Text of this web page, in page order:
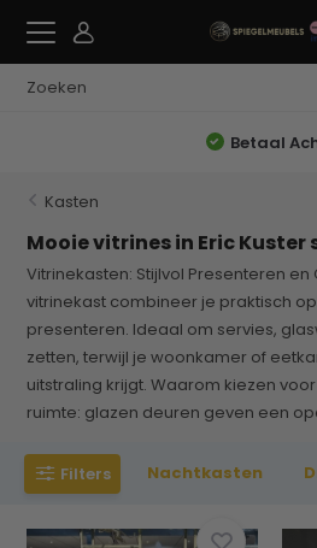
Betaal Achteraf of
Kasten
Mooie vitrines in Eric Kuster
Vitrinekasten: Stijlvol Presenteren
vitrinekast combineer je praktisch
presenteren. Ideaal om servies,
zetten, terwijl je woonkamer of
uitstraling krijgt. Waarom kiezen
ruimte: glazen deuren geven een
Filters Nachtkasten